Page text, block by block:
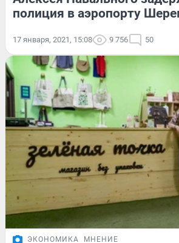
полиция в аэропорту
17 января, 2021, 15:08 9 756 50
ЭКОНОМИКА МНЕНИЕ